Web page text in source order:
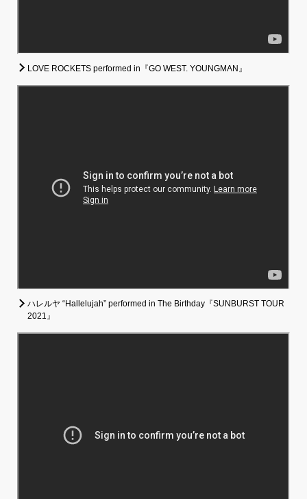
LOVE ROCKETS performed in『GO WEST. YOUNGMAN』
ハレルヤ “Hallelujah” performed in The Birthday『SUNBURST TOUR
2021』